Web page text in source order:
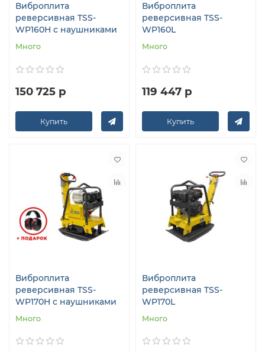
Виброплита
реверсивная TSS-
WP160H с наушниками
Много
150 725 р
Купить
Виброплита
реверсивная TSS-
WP160L
Много
119 447 р
Купить
Виброплита
реверсивная TSS-
WP170H с наушниками
Много
Виброплита
реверсивная TSS-
WP170L
Много